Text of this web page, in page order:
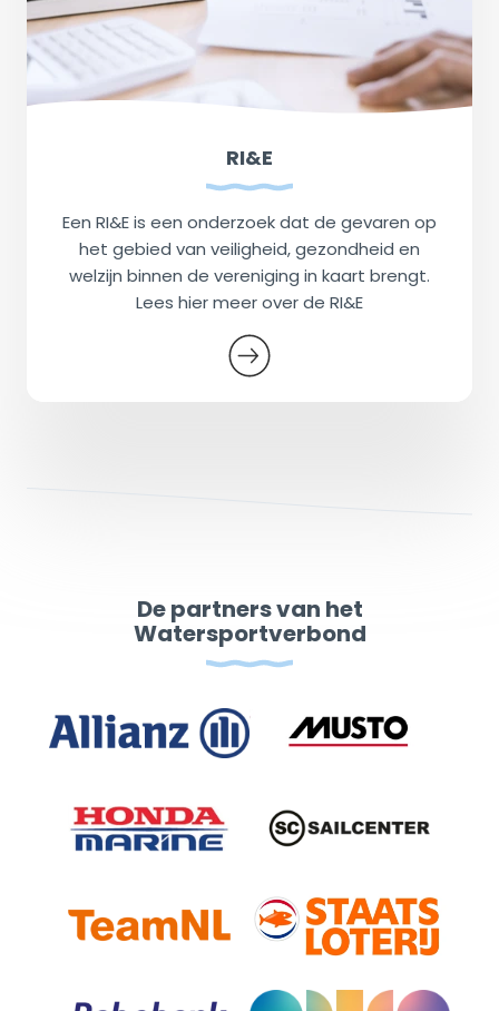
RI&E
Een RI&E is een onderzoek dat de gevaren op
het gebied van veiligheid, gezondheid en
welzijn binnen de vereniging in kaart brengt.
Lees hier meer over de RI&E
De partners van het
Watersportverbond